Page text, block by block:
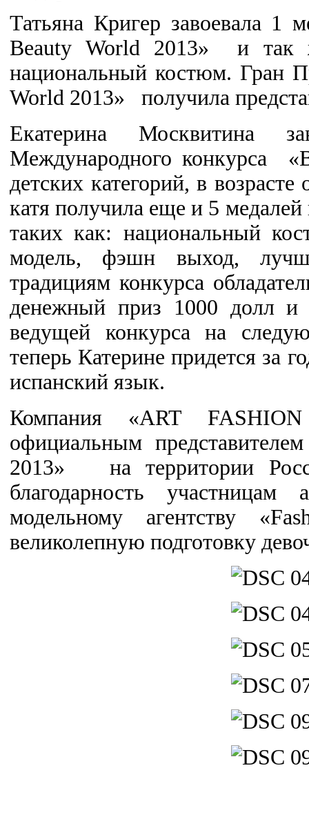
Татьяна Кригер завоевала
Beauty World 2013» и так
национальный костюм. Гран
World 2013» получила
Екатерина Москвитина
Международного конкурса
детских категорий, в
катя получила еще и 5
таких как: национальный
модель, фэшн выход,
традициям конкурса
денежный приз 1000 долл и
ведущей конкурса на
теперь Катерине придется за
испанский язык.
Компания «ART
официальным
2013» на территории
благодарность
модельному агентству
великолепную подготовку